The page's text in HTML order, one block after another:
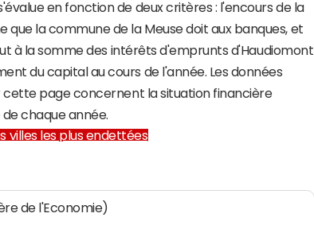
en fonction de deux critères : l'encours de la
que la commune de la Meuse doit aux banques, et
à la somme des intérêts d'emprunts d'Haudiomont
du capital au cours de l'année. Les données
page concernent la situation financière
chaque année.
villes les plus endettées
de l'Economie)